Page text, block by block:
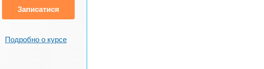
Записатися
Подробно о курсе